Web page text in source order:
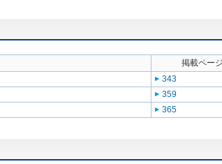
掲載ペー
343
359
365